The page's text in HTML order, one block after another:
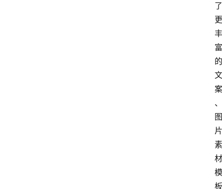
了
更
丰
富
的
文
案
、
图
片
素
材
模
板